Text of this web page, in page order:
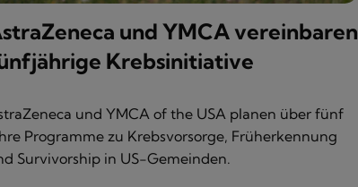
und YMCA vereinbaren
Krebsinitiative
und YMCA of the USA planen über fünf
Programme zu Krebsvorsorge, Früherkennung
Survivorship in US-Gemeinden.